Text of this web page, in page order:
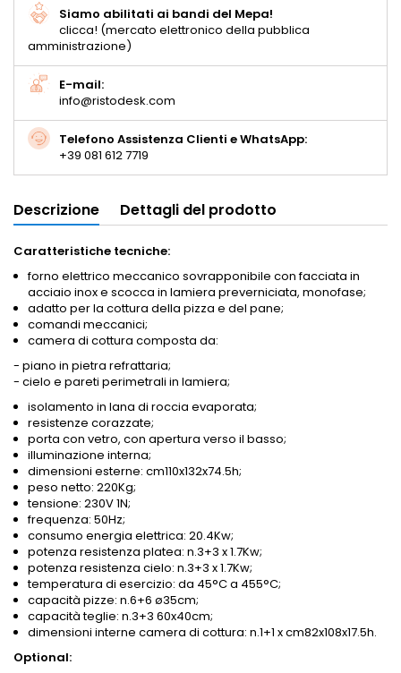
Siamo abilitati ai bandi del Mepa!
clicca! (mercato elettronico della pubblica
amministrazione)
E-mail:
info@ristodesk.com
Telefono Assistenza Clienti e WhatsApp:
+39 081 612 7719
Descrizione Dettagli del prodotto
Caratteristiche tecniche:
forno elettrico meccanico sovrapponibile con facciata in
acciaio inox e scocca in lamiera preverniciata, monofase;
adatto per la cottura della pizza e del pane;
comandi meccanici;
camera di cottura composta da:
- piano in pietra refrattaria;
- cielo e pareti perimetrali in lamiera;
isolamento in lana di roccia evaporata;
resistenze corazzate;
porta con vetro, con apertura verso il basso;
illuminazione interna;
dimensioni esterne: cm110x132x74.5h;
peso netto: 220Kg;
tensione: 230V 1N;
frequenza: 50Hz;
consumo energia elettrica: 20.4Kw;
potenza resistenza platea: n.3+3 x 1.7Kw;
potenza resistenza cielo: n.3+3 x 1.7Kw;
temperatura di esercizio: da 45°C a 455°C;
capacità pizze: n.6+6 ø35cm;
capacità teglie: n.3+3 60x40cm;
dimensioni interne camera di cottura: n.1+1 x cm82x108x17.5h.
Optional: